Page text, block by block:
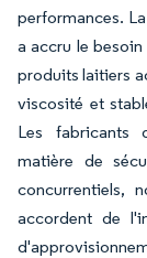
performances.
a accru le
produits laitiers
viscosité et
Les fabricants
matière de
concurrentiels,
accordent de